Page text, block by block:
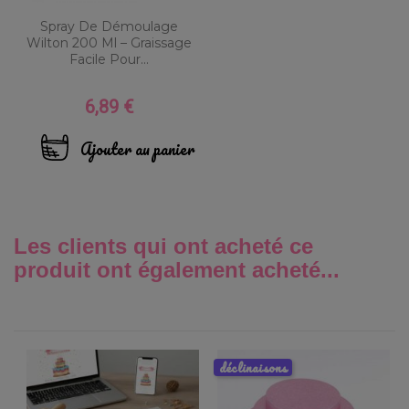
Spray De Démoulage
Wilton 200 Ml – Graissage
Facile Pour...
Prix
6,89 €
Ajouter au panier
Les clients qui ont acheté ce
produit ont également acheté...
déclinaisons